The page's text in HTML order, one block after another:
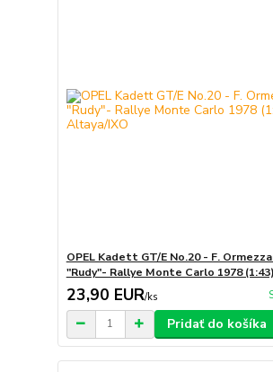
OPEL Kadett GT/E No.20 - F.
"Rudy"- Rallye Monte Carlo 1978
23,90 EUR/ks
Pridať do košíka